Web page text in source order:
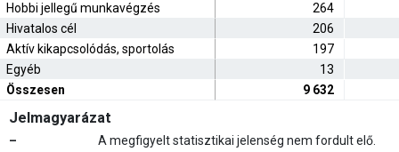
Hobbi jellegű munkavégzés
264
Hivatalos cél
206
Aktív kikapcsolódás, sportolás
197
Egyéb
13
Összesen
9 632
Jelmagyarázat
– A megfigyelt statisztikai jelenség nem fordult elő.